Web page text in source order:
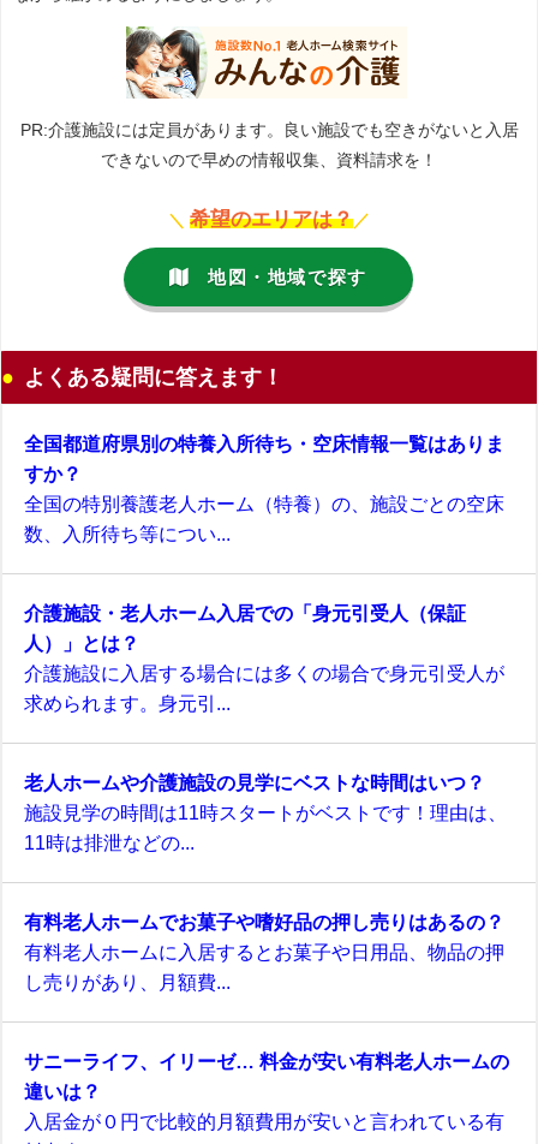
PR:介護施設には定員があります。良い施設でも空きがないと入居
できないので早めの情報収集、資料請求を！
＼ 希望のエリアは？ ／
地図・地域で探す
よくある疑問に答えます！
全国都道府県別の特養入所待ち・空床情報一覧はありま
すか？
全国の特別養護老人ホーム（特養）の、施設ごとの空床
数、入所待ち等につい...
介護施設・老人ホーム入居での「身元引受人（保証
人）」とは？
介護施設に入居する場合には多くの場合で身元引受人が
求められます。身元引...
老人ホームや介護施設の見学にベストな時間はいつ？
施設見学の時間は11時スタートがベストです！理由は、
11時は排泄などの...
有料老人ホームでお菓子や嗜好品の押し売りはあるの？
有料老人ホームに入居するとお菓子や日用品、物品の押
し売りがあり、月額費...
サニーライフ、イリーゼ… 料金が安い有料老人ホームの
違いは？
入居金が０円で比較的月額費用が安いと言われている有